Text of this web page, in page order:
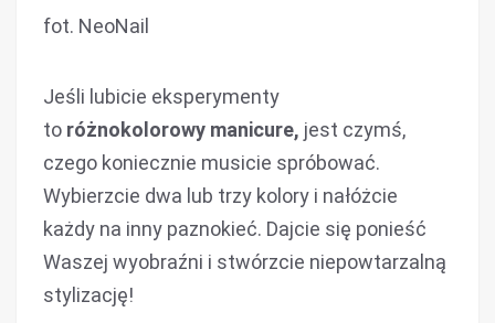
fot. NeoNail
Jeśli lubicie eksperymenty
to różnokolorowy manicure, jest czymś,
czego koniecznie musicie spróbować.
Wybierzcie dwa lub trzy kolory i nałóżcie
każdy na inny paznokieć. Dajcie się ponieść
Waszej wyobraźni i stwórzcie niepowtarzalną
stylizację!